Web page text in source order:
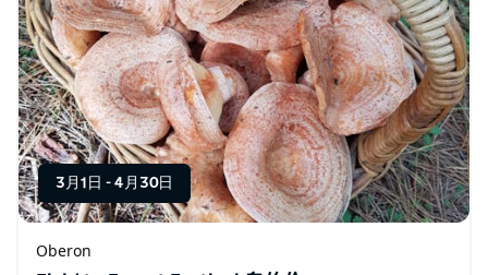
3月1日 - 4月30日
Oberon